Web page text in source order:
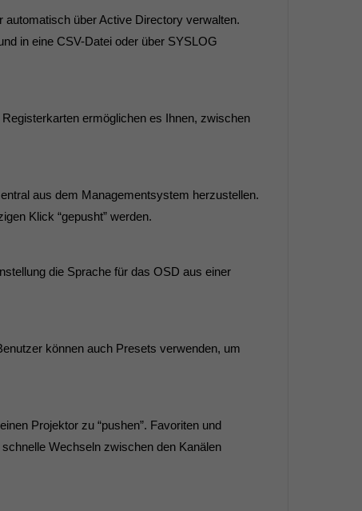
über Active Directory verwalten.
in eine CSV-Datei oder über SYSLOG
ermöglichen es Ihnen, zwischen
aus dem Managementsystem herzustellen.
Klick “gepusht” werden.
die Sprache für das OSD aus einer
können auch Presets verwenden, um
Projektor zu “pushen”. Favoriten und
Wechseln zwischen den Kanälen